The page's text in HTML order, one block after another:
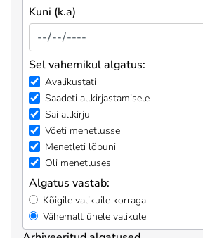
Kuni (k.a)
Sel vahemikul algatus:
Avalikustati
Saadeti allkirjastamisele
Sai allkirju
Võeti menetlusse
Menetleti lõpuni
Oli menetluses
Algatus vastab:
Kõigile valikuile korraga
Vähemalt ühele valikule